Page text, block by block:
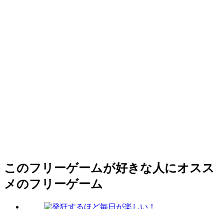
このフリーゲームが好きな人にオスス
メのフリーゲーム